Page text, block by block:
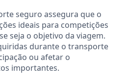
seguro assegura que o
ideais para competições
seja o objetivo da viagem.
durante o transporte
ou afetar o
importantes.